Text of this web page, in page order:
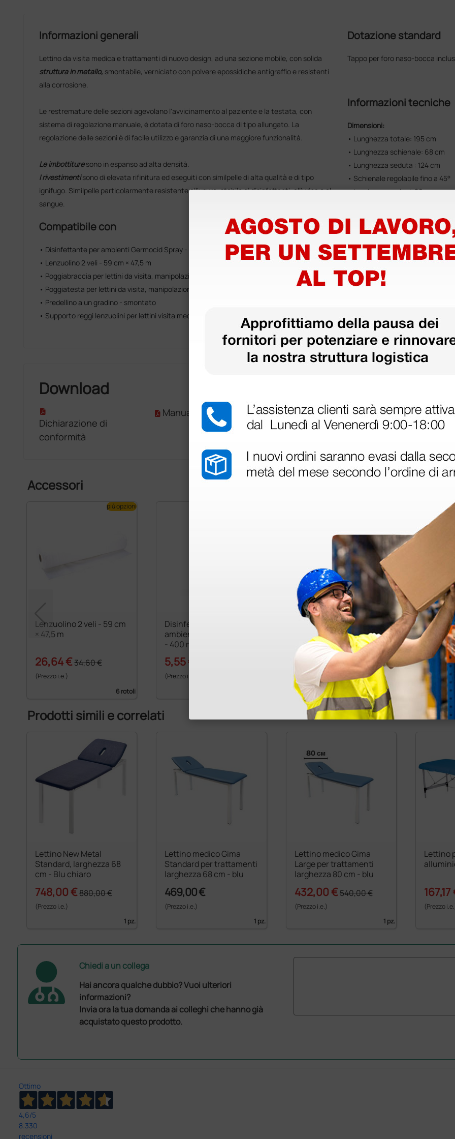
Informazioni generali
Lettino da visita medica e trattamenti di nuovo design, ad una sezione mobile, con solida
struttura in metallo, smontabile, verniciato con polvere epossidiche antigraffio e resistenti
alla corrosione.
Le restremature delle sezioni agevolano l'avvicinamento al paziente e la testata, con
sistema di regolazione manuale, è dotata di foro naso-bocca di tipo allungato. La
regolazione delle sezioni è di facile utilizzo e garanzia di una maggiore funzionalità.
Le imbottituresono in espanso ad alta densità.
I rivestimentisono di elevata rifinitura ed eseguiti con similpelle di alta qualità e di tipo
ignifugo. Similpelle particolarmente resistente all'usura, stabile ai disinfettanti, all'urina e al
sangue.
Compatibile con
• Disinfettante per ambienti Germocid Spray - 400 ml
• Lenzuolino 2 veli - 59 cm × 47,5 m
• Poggiabraccia per lettini da visita, manipolazioni e trattamenti
• Poggiatesta per lettini da visita, manipolazioni e trattamenti
• Predellino a un gradino - smontato
• Supporto reggi lenzuolini per lettini visita medica, trattamenti e manipolazioni
Dotazione standard
Tappo per foro naso-bocca
Informazioni tecniche
Dimensioni:
• Lunghezza totale: 195 cm
• Lunghezza schienale: 68 cm
• Lunghezza seduta : 124 cm
• Schienale regolabile fino a 45°
• Larghezza sezioni: 80 cm
Download
Dichiarazione di
conformità
Manuale D'Uso
Accessori
Lenzuolino 2 veli - 59 cm
× 47,5 m
26,64 €34,60 €
(Prezzo i.e.)
6 rotoli
più opzioni
Disinfettante per
ambienti Germocid Spray
- 400 ml
5,55 €
(Prezzo i.e.)
Predellino a un gradino -
smontato
45,05 €53,00 €
(Prezzo i.e.)
1 pz.
per
83,00
(Prezzo
Prodotti simili e correlati
Lettino New Metal
Standard, larghezza 68
cm - Blu chiaro
748,00 €880,00 €
(Prezzo i.e.)
1 pz.
Lettino medico Gima
Standard per trattamenti
larghezza 68 cm - blu
469,00 €
(Prezzo i.e.)
1 pz.
Lettino medico Gima
Large per trattamenti
larghezza 80 cm - blu
432,00 €540,00 €
(Prezzo i.e.)
1 pz.
Lettino
(Prezzo
Chiedi a un collega
Hai ancora qualche dubbio? Vuoi ulteriori
informazioni?
Invia ora la tua domanda ai colleghi che hanno già
acquistato questo prodotto.
Ottimo
4,6/5
8.330
recensioni